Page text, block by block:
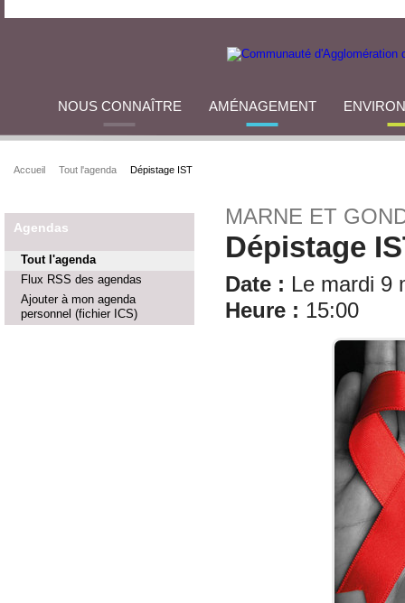
NOUS CONNAÎTRE AMÉNAGEMENT
Accueil Tout l'agenda Dépistage IST
Agendas
Tout l'agenda
Flux RSS des agendas
Ajouter à mon agenda
personnel (fichier ICS)
MARNE ET
Dépistage
Date : Le mardi 9
Heure : 15:00